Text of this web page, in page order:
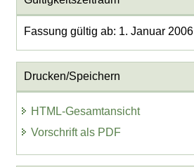
Fassung gültig ab: 1. Januar 2006
Drucken/Speichern
HTML-Gesamtansicht
Vorschrift als PDF